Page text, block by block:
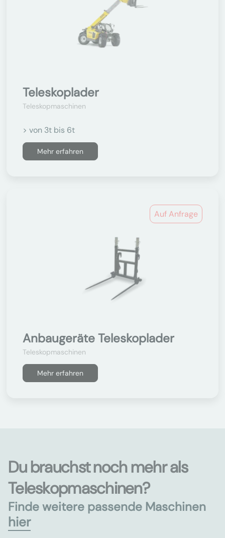
Teleskoplader
Teleskopmaschinen
> von 3t bis 6t
Mehr erfahren
Auf Anfrage
Anbaugeräte Teleskoplader
Teleskopmaschinen
Mehr erfahren
Du brauchst noch mehr als
Teleskopmaschinen?
Finde weitere passende Maschinen
hier